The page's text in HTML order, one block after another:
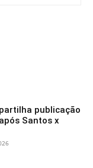
publicação
Santos x